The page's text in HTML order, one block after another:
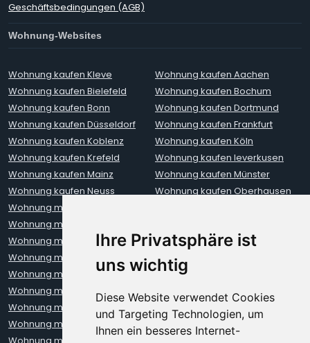
Ihre Privatsphäre ist
uns wichtig
Diese Website verwendet Cookies
und Targeting Technologien, um
Ihnen ein besseres Internet-
Geschäftsbedingungen (AGB)
Wohnung-Websites
Wohnung kaufen Kleve
Wohnung kaufen Aachen
Wohnung kaufen Bielefeld
Wohnung kaufen Bochum
Wohnung kaufen Bonn
Wohnung kaufen Dortmund
Wohnung kaufen Düsseldorf
Wohnung kaufen Frankfurt
Wohnung kaufen Koblenz
Wohnung kaufen Köln
Wohnung kaufen Krefeld
Wohnung kaufen leverkusen
Wohnung kaufen Mainz
Wohnung kaufen Münster
Wohnung kaufen Neuss
Wohnung kaufen Oberhausen
Wohnung mieten Aachen
Wohnung mieten Berlin
Wohnung mieten Bochum
Wohnung mieten Bonn
Wohnung mieten Bremen
Wohnung mieten Darmstadt
Wohnung mieten Dortmund
Wohnung mieten Dresden
Wohnung mieten Erfurt
Wohnung mieten Frankfurt
Wohnung mieten Freiburg
Wohnung mieten Hamburg
Wohnung mieten Hannover
Wohnung mieten Heidelberg